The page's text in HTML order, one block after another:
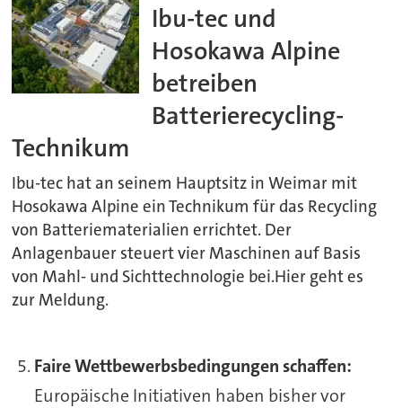
Ibu-tec und
Hosokawa Alpine
betreiben
Batterierecycling-
Technikum
Ibu-tec hat an seinem Hauptsitz in Weimar mit
Hosokawa Alpine ein Technikum für das Recycling
von Batteriematerialien errichtet. Der
Anlagenbauer steuert vier Maschinen auf Basis
von Mahl- und Sichttechnologie bei.Hier geht es
zur Meldung.
Faire Wettbewerbsbedingungen schaffen:
Europäische Initiativen haben bisher vor